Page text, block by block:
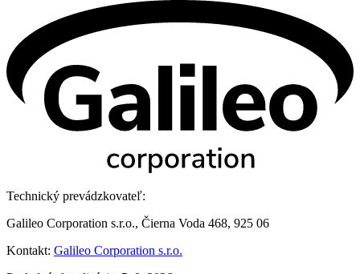
Technický prevádzkovateľ:
Galileo Corporation s.r.o., Čierna Voda 468, 925 06
Kontakt: Galileo Corporation s.r.o.